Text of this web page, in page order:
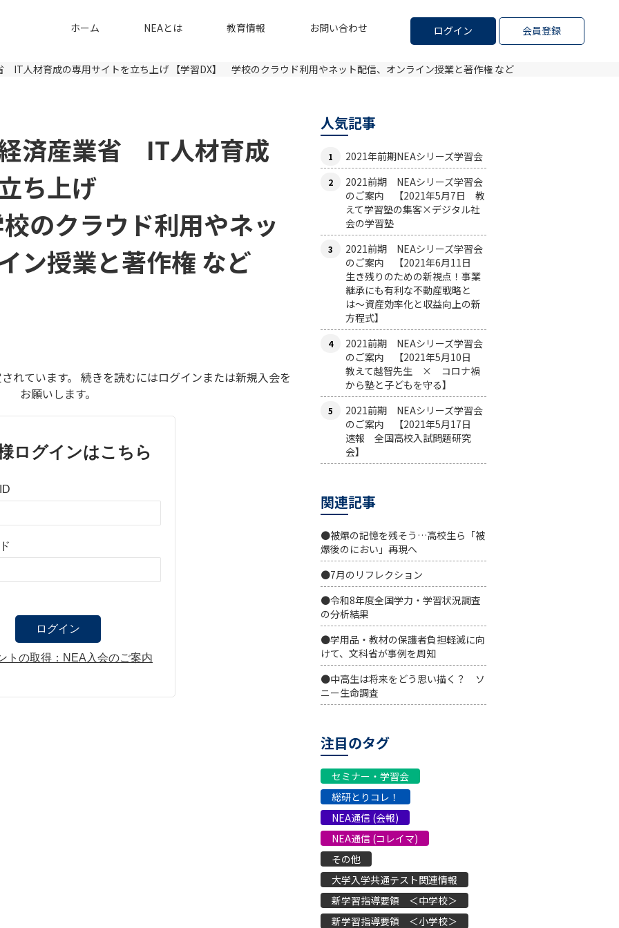
ログイン 会員登録
ホーム NEAとは 教育情報 お問い合わせ
IT人材育成の専用サイトを立ち上げ 【学習DX】 学校のクラウド利用やネット配信、オンライン授業と著作権 など
済産業省 IT人材育成
ち上げ
のクラウド利用やネッ
ン授業と著作権 など
れています。 続きを読むにはログインまたは新規入会を
お願いします。
ログインはこちら
トの取得：NEA入会のご案内
人気記事
2021年前期NEAシリーズ学習会
2021前期 NEAシリーズ学習会
のご案内 【2021年5月7日 教
えて学習塾の集客×デジタル社
会の学習塾
2021前期 NEAシリーズ学習会
のご案内 【2021年6月11日
生き残りのための新視点！事業
継承にも有利な不動産戦略と
は〜資産効率化と収益向上の新
方程式】
2021前期 NEAシリーズ学習会
のご案内 【2021年5月10日
教えて越智先生 × コロナ禍
から塾と子どもを守る】
2021前期 NEAシリーズ学習会
のご案内 【2021年5月17日
速報 全国高校入試問題研究
会】
関連記事
●被爆の記憶を残そう…高校生ら「被
爆後のにおい」再現へ
●7月のリフレクション
●令和8年度全国学力・学習状況調査
の分析結果
●学用品・教材の保護者負担軽減に向
けて、文科省が事例を周知
●中高生は将来をどう思い描く？ ソ
ニー生命調査
注目のタグ
セミナー・学習会
総研とりコレ！
NEA通信 (会報)
NEA通信 (コレイマ)
その他
大学入学共通テスト関連情報
新学習指導要領 ＜中学校＞
新学習指導要領 ＜小学校＞